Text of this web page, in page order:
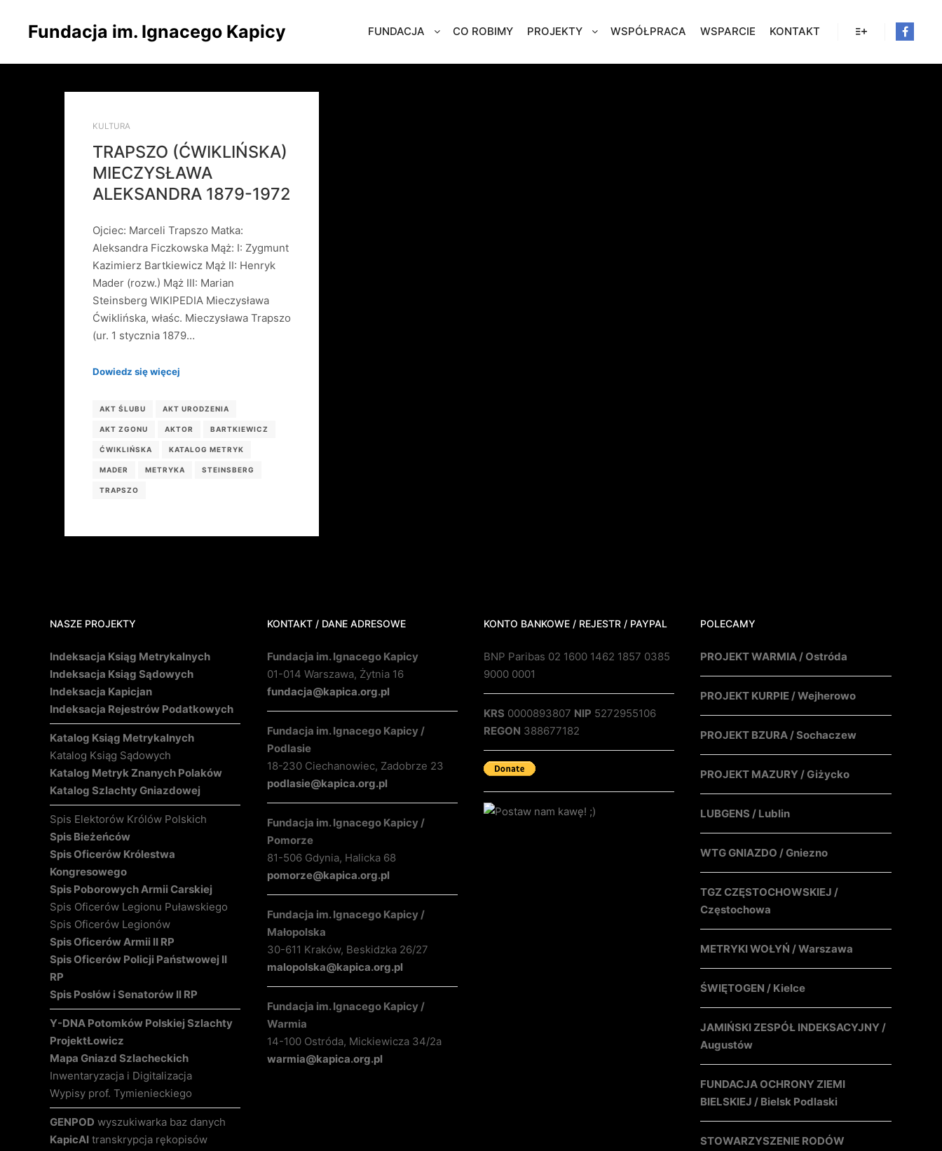
Fundacja im. Ignacego Kapicy FUNDACJA CO ROBIMY PROJEKTY WSPÓŁPRACA WSPARCIE KONTAKT
KULTURA
TRAPSZO (ĆWIKLIŃSKA)
MIECZYSŁAWA
ALEKSANDRA 1879-1972
Ojciec: Marceli Trapszo Matka:
Aleksandra Ficzkowska Mąż: I: Zygmunt
Kazimierz Bartkiewicz Mąż II: Henryk
Mader (rozw.) Mąż III: Marian
Steinsberg WIKIPEDIA Mieczysława
Ćwiklińska, właśc. Mieczysława Trapszo
(ur. 1 stycznia 1879…
Dowiedz się więcej
AKT ŚLUBU AKT URODZENIA
AKT ZGONU AKTOR BARTKIEWICZ
ĆWIKLIŃSKA KATALOG METRYK
MADER METRYKA STEINSBERG
TRAPSZO
NASZE PROJEKTY
Indeksacja Ksiąg Metrykalnych
Indeksacja Ksiąg Sądowych
Indeksacja Kapicjan
Indeksacja Rejestrów Podatkowych
Katalog Ksiąg Metrykalnych
Katalog Ksiąg Sądowych
Katalog Metryk Znanych Polaków
Katalog Szlachty Gniazdowej
Spis Elektorów Królów Polskich
Spis Bieżeńców
Spis Oficerów Królestwa
Kongresowego
Spis Poborowych Armii Carskiej
Spis Oficerów Legionu Puławskiego
Spis Oficerów Legionów
Spis Oficerów Armii II RP
Spis Oficerów Policji Państwowej II
RP
Spis Posłów i Senatorów II RP
Y-DNA Potomków Polskiej Szlachty
ProjektŁowicz
Mapa Gniazd Szlacheckich
Inwentaryzacja i Digitalizacja
Wypisy prof. Tymienieckiego
GENPOD wyszukiwarka baz danych
KapicAI transkrypcja rękopisów
KONTAKT / DANE ADRESOWE
Fundacja im. Ignacego Kapicy
01-014 Warszawa, Żytnia 16
fundacja@kapica.org.pl
Fundacja im. Ignacego Kapicy /
Podlasie
18-230 Ciechanowiec, Zadobrze 23
podlasie@kapica.org.pl
Fundacja im. Ignacego Kapicy /
Pomorze
81-506 Gdynia, Halicka 68
pomorze@kapica.org.pl
Fundacja im. Ignacego Kapicy /
Małopolska
30-611 Kraków, Beskidzka 26/27
malopolska@kapica.org.pl
Fundacja im. Ignacego Kapicy /
Warmia
14-100 Ostróda, Mickiewicza 34/2a
warmia@kapica.org.pl
KONTO BANKOWE / REJESTR / PAYPAL
BNP Paribas 02 1600 1462 1857 0385
9000 0001
KRS 0000893807 NIP 5272955106
REGON 388677182
POLECAMY
PROJEKT WARMIA / Ostróda
PROJEKT KURPIE / Wejherowo
PROJEKT BZURA / Sochaczew
PROJEKT MAZURY / Giżycko
LUBGENS / Lublin
WTG GNIAZDO / Gniezno
TGZ CZĘSTOCHOWSKIEJ /
Częstochowa
METRYKI WOŁYŃ / Warszawa
ŚWIĘTOGEN / Kielce
JAMIŃSKI ZESPÓŁ INDEKSACYJNY /
Augustów
FUNDACJA OCHRONY ZIEMI
BIELSKIEJ / Bielsk Podlaski
STOWARZYSZENIE RODÓW